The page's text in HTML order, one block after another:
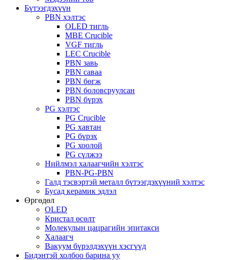
Бүтээгдэхүүн
PBN хэлтэс
OLED тигль
MBE Crucible
VGF тигль
LEC Crucible
PBN завь
PBN саваа
PBN бөгж
PBN боловсруулсан
PBN бүрэх
PG хэлтэс
PG Crucible
PG хавтан
PG бүрэх
PG хоолой
PG сүлжээ
Нийлмэл халаагчийн хэлтэс
PBN-PG-PBN
Галд тэсвэртэй металл бүтээгдэхүүний хэлтэс
Бусад керамик эдлэл
Өргөдөл
OLED
Кристал өсөлт
Молекулын цацрагийн эпитакси
Халаагч
Вакуум бүрэлдэхүүн хэсгүүд
Бидэнтэй холбоо барина уу